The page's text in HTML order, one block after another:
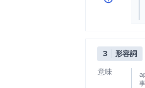
3 形容詞
意味